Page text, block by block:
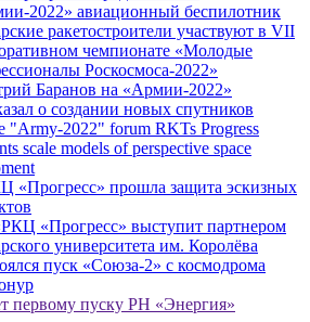
2022» авиационный беспилотник
ракетостроители участвуют в VII
чемпионате «Молодые
Роскосмоса-2022»
Баранов на «Армии-2022»
о создании новых спутников
"Army-2022" forum RKTs Progress
scale models of perspective space
«Прогресс» прошла защита эскизных
«Прогресс» выступит партнером
университета им. Королёва
пуск «Союза-2» с космодрома
первому пуску РН «Энергия»